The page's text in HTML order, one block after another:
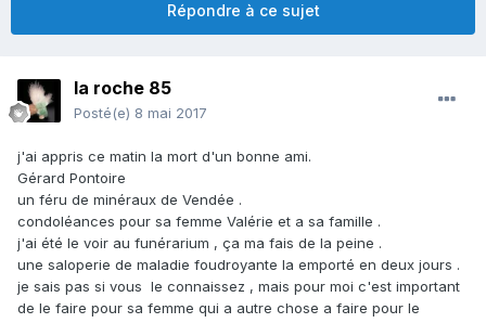
Répondre à ce sujet
la roche 85
Posté(e) 8 mai 2017
j'ai appris ce matin la mort d'un bonne ami.
Gérard Pontoire
un féru de minéraux de Vendée .
condoléances pour sa femme Valérie et a sa famille .
j'ai été le voir au funérarium , ça ma fais de la peine .
une saloperie de maladie foudroyante la emporté en deux jours .
je sais pas si vous le connaissez , mais pour moi c'est important
de le faire pour sa femme qui a autre chose a faire pour le